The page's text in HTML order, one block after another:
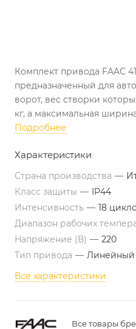
Комплект привода FAAC
предназначенный для
ворот, вес створки
кг, а максимальная
Интенсивность работы
безопасности (датчики и
брелоком, два привода
управления и замок с
Подробнее
Характеристики
Страна производства —
Класс защиты — IP44
Интенсивность — 18
Диапазон рабочих
Напряжение (В) — 220
Тип привода — Линейный
Все характеристики
Все товары